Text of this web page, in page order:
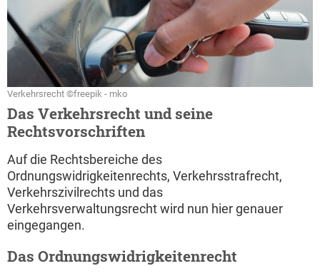
Verkehrsrecht ©freepik - mko
Das Verkehrsrecht und seine
Rechtsvorschriften
Auf die Rechtsbereiche des
Ordnungswidrigkeitenrechts, Verkehrsstrafrecht,
Verkehrszivilrechts und das
Verkehrsverwaltungsrecht wird nun hier genauer
eingegangen.
Das Ordnungswidrigkeitenrecht